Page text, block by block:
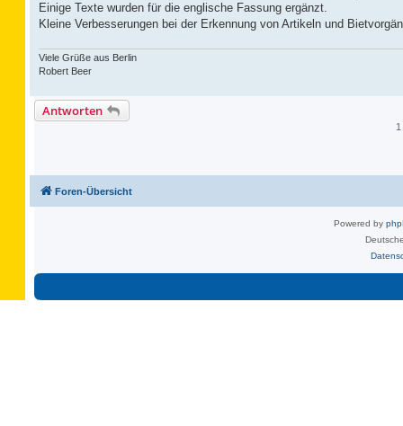
Einige Texte wurden für die englische Fassung ergänzt.
Kleine Verbesserungen bei der Erkennung von Artikeln und
Viele Grüße aus Berlin
Robert Beer
Antworten
Foren-Übersicht
Powered by